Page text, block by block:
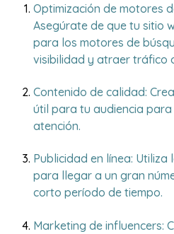
Optimización de motores
Asegúrate de que tu sitio
para los motores de
visibilidad y atraer tráfico
Contenido de calidad:
útil para tu audiencia
atención.
Publicidad en línea: Utiliza
para llegar a un gran
corto período de tiempo.
Marketing de influencers: